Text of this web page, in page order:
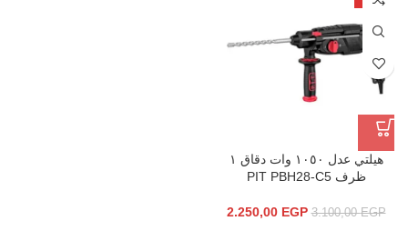
هيلتي عدل ١٠٥٠ وات دقاق ١
ظرف PIT PBH28-C5
3.100,00EGP
2.250,00 EGP